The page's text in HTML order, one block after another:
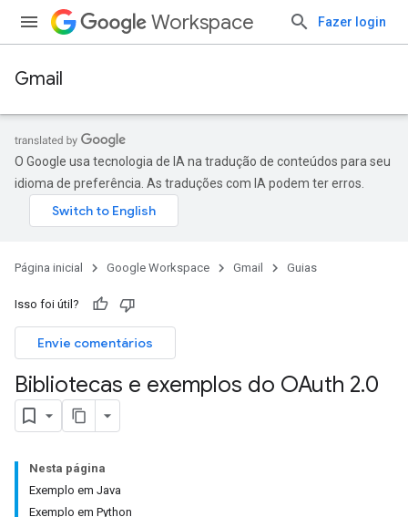
Workspace Fazer login
Gmail
O Google usa tecnologia de IA na tradução de conteúdos para seu
idioma de preferência. As traduções com IA podem ter erros.
Página inicial Google Workspace Gmail Guias
Isso foi útil?
Envie comentários
Bibliotecas e exemplos do OAuth 2.0
Nesta página
Exemplo em Java
Exemplo em Python